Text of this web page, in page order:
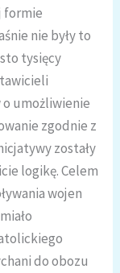
formie
nie były to
tysięcy
umożliwienie
zgodnie z
zostały
logikę. Celem
wojen
do obozu